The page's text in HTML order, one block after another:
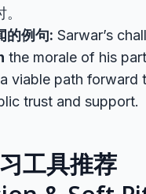
的例句: Sarwar’s
the morale of his
viable path forward
trust and support.
工具推荐